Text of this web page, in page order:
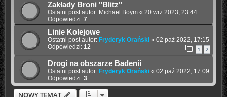
Zakłady Broni "Blitz"
Ostatni post autor: Michael Boym« 20 wrz 2023, 23:44
Odpowiedzi: 7
Linie Kolejowe
Ostatni post autor: Fryderyk Orański« 02 paź 2022, 17:15
Odpowiedzi: 12 1 2
Drogi na obszarze Badenii
Ostatni post autor: Fryderyk Orański« 02 paź 2022, 17:09
Odpowiedzi: 3
NOWY TEMAT